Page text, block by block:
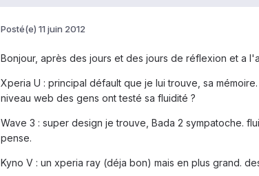
Posté(e) 11 juin 2012
Bonjour, après des jours et des jours de réflexion et a
Xperia U : principal défault que je lui trouve, sa
niveau web des gens ont testé sa fluidité ?
Wave 3 : super design je trouve, Bada 2 sympatoche.
pense.
Kyno V : un xperia ray (déja bon) mais en plus grand.